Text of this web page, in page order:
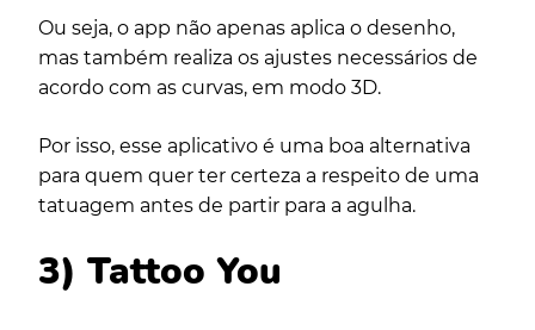
Ou seja, o app não apenas aplica o desenho,
mas também realiza os ajustes necessários de
acordo com as curvas, em modo 3D.
Por isso, esse aplicativo é uma boa alternativa
para quem quer ter certeza a respeito de uma
tatuagem antes de partir para a agulha.
3) Tattoo You